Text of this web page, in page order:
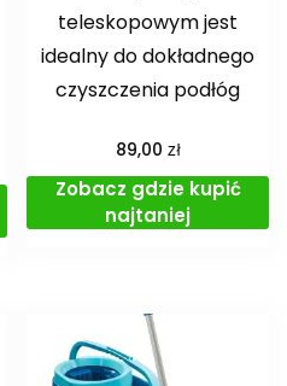
teleskopowym jest
idealny do dokładnego
czyszczenia podłóg
89,00 zł
Zobacz gdzie kupić
najtaniej